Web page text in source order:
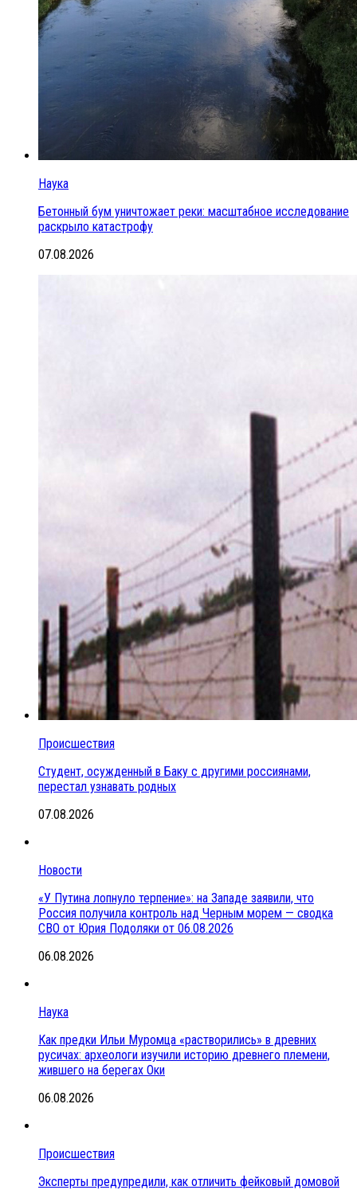
Наука
Бетонный бум уничтожает реки: масштабное исследование
раскрыло катастрофу
07.08.2026
Происшествия
Студент, осужденный в Баку с другими россиянами,
перестал узнавать родных
07.08.2026
Новости
«У Путина лопнуло терпение»: на Западе заявили, что
Россия получила контроль над Черным морем — сводка
СВО от Юрия Подоляки от 06.08.2026
06.08.2026
Наука
Как предки Ильи Муромца «растворились» в древних
русичах: археологи изучили историю древнего племени,
жившего на берегах Оки
06.08.2026
Происшествия
Эксперты предупредили, как отличить фейковый домовой